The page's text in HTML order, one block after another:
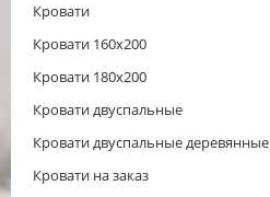
Кровати
Кровати 160x200
Кровати 180x200
Кровати двуспальные
Кровати двуспальные деревянные
Кровати на заказ